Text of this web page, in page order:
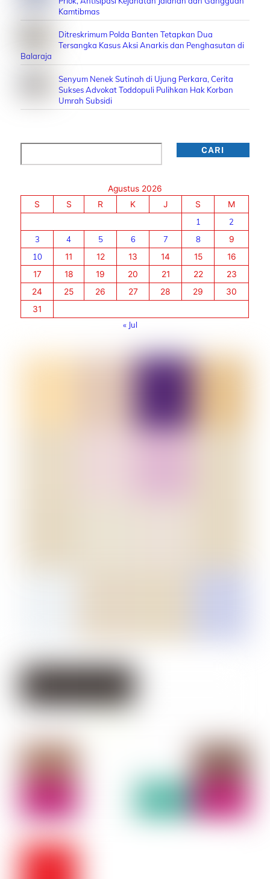
Kamtibmas
Ditreskrimum Polda Banten Tetapkan Dua
Tersangka Kasus Aksi Anarkis dan Penghasutan di
Balaraja
Senyum Nenek Sutinah di Ujung Perkara, Cerita
Sukses Advokat Toddopuli Pulihkan Hak Korban
Umrah Subsidi
CARI
Agustus 2026
S
S R K J S
M
1
2
3
4 5 6 7 8
9
10
11 12 13 14 15
16
17
18 19 20 21 22
23
24
25 26 27 28 29
30
31
« Jul